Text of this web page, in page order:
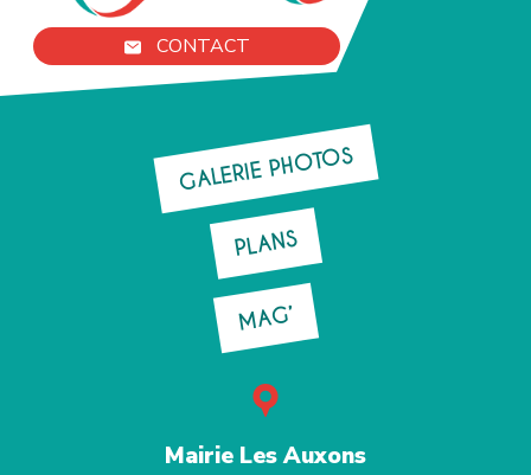
CONTACT
GALERIE PHOTOS
PLANS
MAG’
Mairie Les Auxons